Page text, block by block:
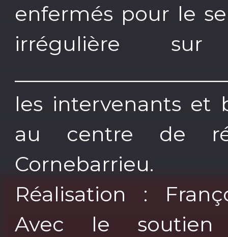
enfermés pour le
irrégulière
les intervenants et
au centre de
Cornebarrieu.
Réalisation :
Avec le